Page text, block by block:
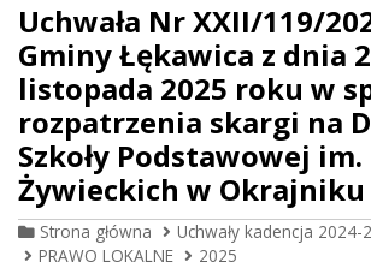
Uchwała Nr XXII/119/
Gminy Łękawica z dnia
listopada 2025 roku w
rozpatrzenia skargi na
Szkoły Podstawowej
Żywieckich w Okrajniku
Strona główna Uchwały kadencja 2024-
PRAWO LOKALNE
2025